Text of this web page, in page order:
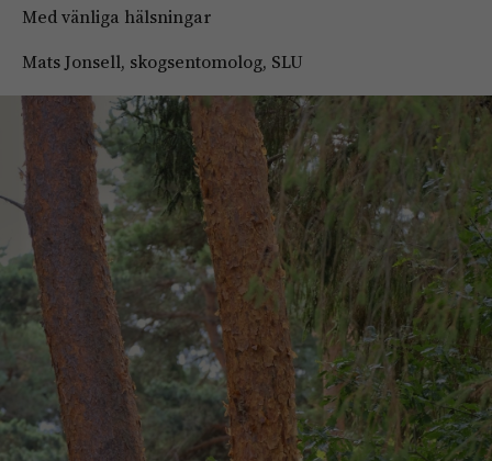
Med vänliga hälsningar
Mats Jonsell, skogsentomolog, SLU